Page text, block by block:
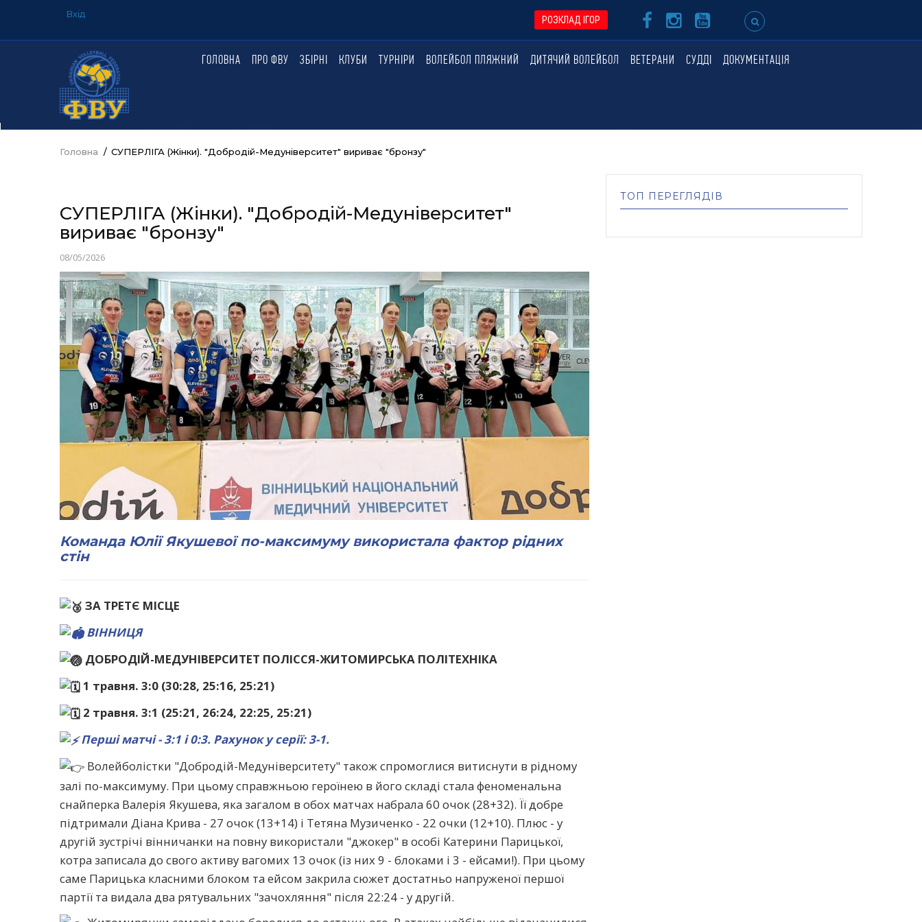
основного
MENU
Вхід
РОЗКЛАД ІГОР
ГОЛОВНЕГОЛОВНА ПРО ФВУ ЗБІРНІ КЛУБИ ТУРНІРИ ВОЛЕЙБОЛ ПЛЯЖНИЙ ДИТЯЧИЙ ВОЛЕЙБОЛ ВЕТЕРАНИ СУДДІ ДОКУМЕНТАЦІЯ
Рядок
Головна / СУПЕРЛІГА (Жінки). "Добродій-Медуніверситет" вириває "бронзу"
СУПЕРЛІГА (Жінки). "Добродій-Медуніверситет"
вириває "бронзу"
08/05/2026
Команда Юлії Якушевої по-максимуму використала фактор рідних
стін
ЗА ТРЕТЄ МІСЦЕ
ВІННИЦЯ
ДОБРОДІЙ-МЕДУНІВЕРСИТЕТ ПОЛІССЯ-ЖИТОМИРСЬКА ПОЛІТЕХНІКА
1 травня. 3:0 (30:28, 25:16, 25:21)
2 травня. 3:1 (25:21, 26:24, 22:25, 25:21)
Перші матчі - 3:1 і 0:3. Рахунок у серії: 3-1.
Волейболістки "Добродій-Медуніверситету" також спромоглися витиснути в рідному
залі по-максимуму. При цьому справжньою героїнею в його складі стала феноменальна
снайперка Валерія Якушева, яка загалом в обох матчах набрала 60 очок (28+32). Її добре
підтримали Діана Крива - 27 очок (13+14) і Тетяна Музиченко - 22 очки (12+10). Плюс - у
другій зустрічі вінничанки на повну використали "джокер" в особі Катерини Парицької,
котра записала до свого активу вагомих 13 очок (із них 9 - блоками і 3 - ейсами!). При цьому
саме Парицька класними блоком та ейсом закрила сюжет достатньо напруженої першої
партії та видала два рятувальних "зачохляння" після 22:24 - у другій.
ТОП ПЕРЕГЛЯДІВ